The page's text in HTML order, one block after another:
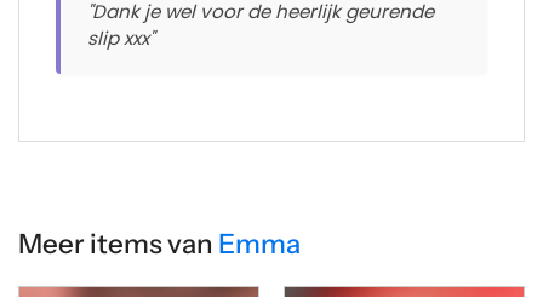
"Dank je wel voor de heerlijk geurende
slip xxx"
Meer items van Emma